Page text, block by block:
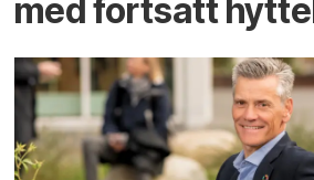
med fortsatt